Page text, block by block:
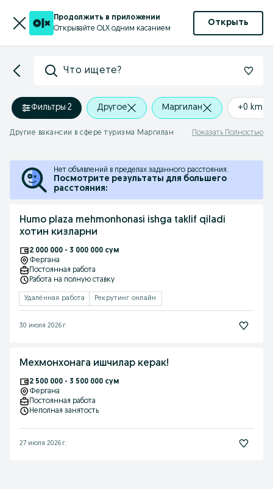
Продолжить в приложении
Открывайте OLX одним касанием
Открыть
Что ищете?
Фильтры·2 Другое Маргилан +0 km
Другие вакансии в сфере туризма Маргилан Показать Полностью
Нет объявлений в пределах заданного расстояния.
Посмотрите результаты для большего
расстояния:
Humo plaza mehmonhonasi ishga taklif qiladi
хотин кизларни
2 000 000 - 3 000 000 сум
Фергана
Постоянная работа
Работа на полную ставку
Удалённая работа Рекрутинг онлайн
30 июля 2026 г.
Мехмонхонага ишчилар керак!
2 500 000 - 3 500 000 сум
Фергана
Постоянная работа
Неполная занятость
27 июля 2026 г.